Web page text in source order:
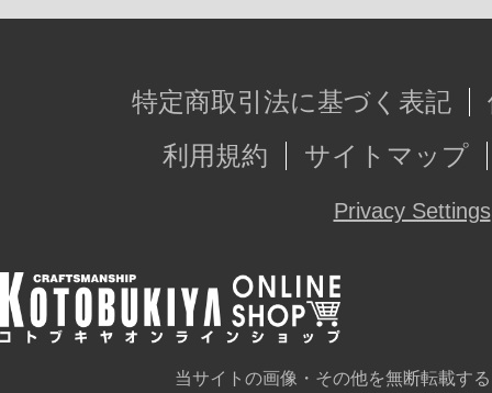
特定商取引法に基づく表記
利用規約
サイトマップ
Privacy Settings
当サイトの画像・その他を無断転載す